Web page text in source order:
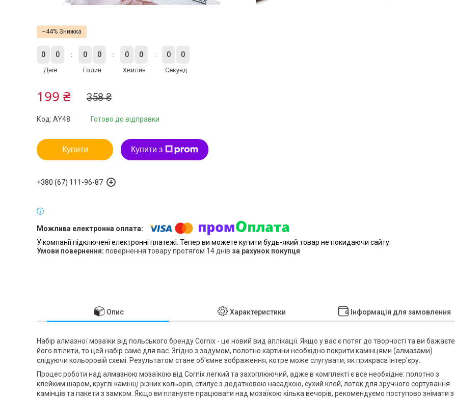
–44%
0 0
Днів
0 0
Годин
0 0
Хвилин
0 0
Секунд
358 ₴
199 ₴
Готово до відправки
Код: AY48
Купити Купити з
+380 (67) 111-96-87
У компанії підключені електронні платежі. Тепер ви можете купити будь-який товар не покидаючи сайту.
повернення товару протягом 14 днів за рахунок покупця
Опис Характеристики Інформація для замовлення
Набір алмазної мозаїки від польського брендуCornix - це новий вид аплікації. Якщо у вас є потяг до творчості та ви бажаєте
його втілити, то цей набір саме для вас. Згідно з задумом, полотно картини необхідно покрити камінцями (алмазами)
слідуючи кольоровій схемі. Результатом стане об'ємне зображення, котре може слугувати, як прикраса інтер'єру.
Процес роботи над алмазною мозаїкою від Cornixлегкий та захоплюючий, адже в комплекті є все необхідне: полотно з
клейким шаром, круглі камінці різних кольорів, стилус з додатковою насадкою, сухий клей, лоток для зручного сортування
камінців та пакети з замком. Якщо ви плануєте працювати над мозаїкою кілька вечорів, рекомендуємо поступово знімати з